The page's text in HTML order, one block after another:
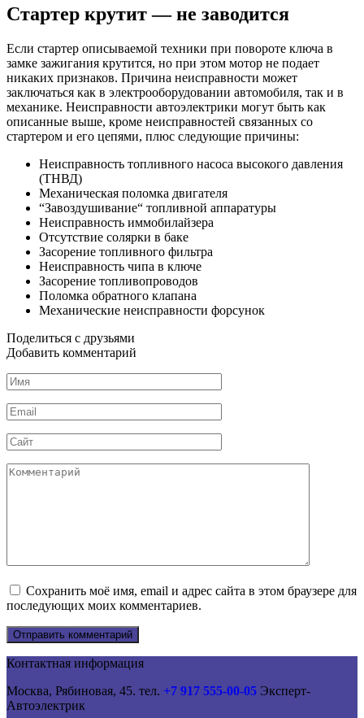
Стартер крутит — не заводится
Если стартер описываемой техники при повороте ключа в
замке зажигания крутится, но при этом мотор не подает
никаких признаков. Причина неисправности может
заключаться как в электрооборудовании автомобиля, так и в
механике. Неисправности автоэлектрики могут быть как
описанные выше, кроме неисправностей связанных со
стартером и его цепями, плюс следующие причины:
Неисправность топливного насоса высокого давления
(ТНВД)
Механическая поломка двигателя
“Завоздушивание“ топливной аппаратуры
Неисправность иммобилайзера
Отсутствие солярки в баке
Засорение топливного фильтра
Неисправность чипа в ключе
Засорение топливопроводов
Поломка обратного клапана
Механические неисправности форсунок
Поделиться с друзьями
Добавить комментарий
Имя
*
Email
*
Сайт
Комментарий
Сохранить моё имя, email и адрес сайта в этом браузере для
последующих моих комментариев.
Контактная информация
Москва, Рябиновая, 45. тел. +7 917 555-00-05 Эксперт-
Автоэлектрик